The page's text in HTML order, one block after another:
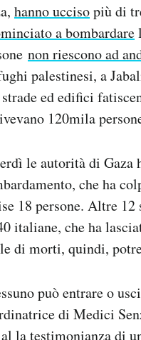
hanno uccisopiù di
a bombardare
non riescono ad
palestinesi, a
ed edifici
120mila
le autorità di
che ha
18 persone. Altre 12
italiane, che ha
di morti, quindi,
può entrare o
di Medici
la testimonianza di